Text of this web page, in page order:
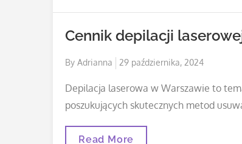
Online?
Cennik depilacji
By Adrianna
Posted
29 października, 2024
Depilacja laserowa w Warszawie to
poszukujących skutecznych metod
Cennik
Read More